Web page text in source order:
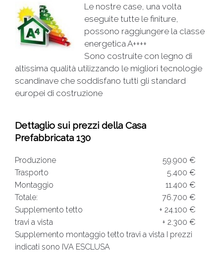
Le nostre case, una volta
eseguite tutte le finiture,
possono raggiungere la classe
energetica A++++
Sono costruite con legno di
altissima qualità utilizzando le migliori tecnologie
scandinave che soddisfano tutti gli standard
europei di costruzione
Dettaglio sui prezzi della Casa
Prefabbricata 130
Produzione
59.900 €
Trasporto
5.400 €
Montaggio
11.400 €
Totale:
76.700 €
Supplemento tetto
travi a vista
+ 24.100 €
Supplemento montaggio tetto travi a vista I prezzi
indicati sono IVA ESCLUSA
+ 2.300 €